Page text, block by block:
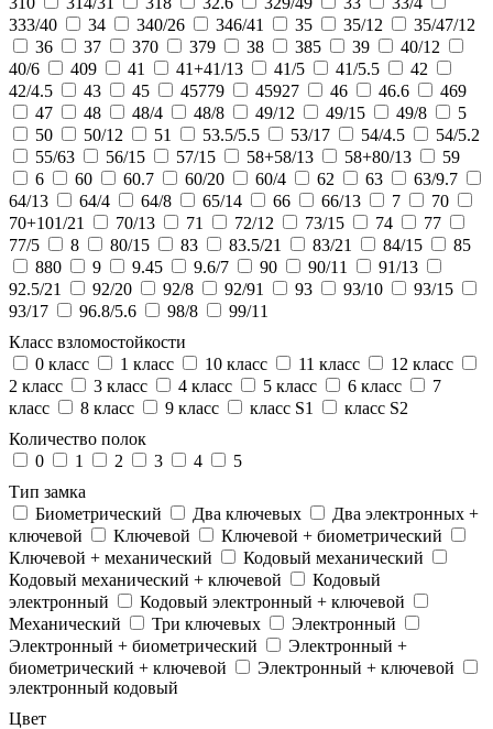
333/40
34 340/26 346/41 35 35/12
35/47/12
36
37 370 379 38 385 39
40/12
40/6
409 41 41+41/13 41/5 41/5.5
42
42/4.5
43 45 45779 45927 46 46.6
469
47
48 48/4 48/8 49/12 49/15 49/8
5
50
50/12 51 53.5/5.5 53/17 54/4.5
54/5.2
55/63
56/15 57/15 58+58/13 58+80/13
59
6
60 60.7 60/20 60/4 62 63
63/9.7
64/13
64/4 64/8 65/14 66 66/13 7
70
70+101/21
70/13 71 72/12 73/15 74
77
77/5
8 80/15 83 83.5/21 83/21 84/15
85
880
9 9.45 9.6/7 90 90/11
91/13
92.5/21
92/20 92/8 92/91 93 93/10
93/15
93/17
96.8/5.6 98/8
99/11
Класс взломостойкости
0 класс
1 класс 10 класс 11 класс
12 класс
2 класс
3 класс 4 класс 5 класс 6 класс
7
класс
8 класс 9 класс класс S1
класс S2
Количество полок
0
1 2 3 4
5
Тип замка
Биометрический
Два ключевых
Два электронныx +
ключевой
Ключевой
Ключевой + биометрический
Ключевой + механический
Кодовый механический
Кодовый механический + ключевой
Кодовый
электронный
Кодовый электронный + ключевой
Механический
Три ключевых
Электронный
Электронный + биометрический
Электронный +
биометрический + ключевой
Электронный + ключевой
электронный кодовый
Цвет